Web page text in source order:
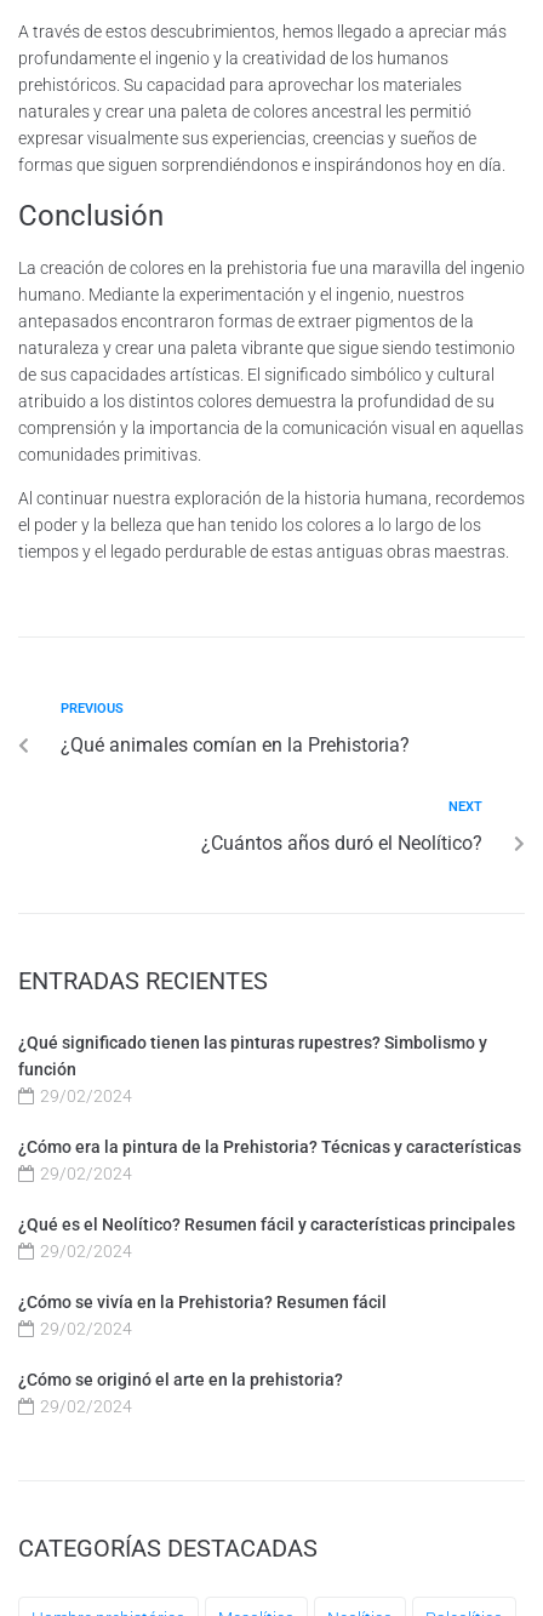
A través de estos descubrimientos, hemos llegado a apreciar más
profundamente el ingenio y la creatividad de los humanos
prehistóricos. Su capacidad para aprovechar los materiales
naturales y crear una paleta de colores ancestral les permitió
expresar visualmente sus experiencias, creencias y sueños de
formas que siguen sorprendiéndonos e inspirándonos hoy en día.
Conclusión
La creación de colores en la prehistoria fue una maravilla del ingenio
humano. Mediante la experimentación y el ingenio, nuestros
antepasados encontraron formas de extraer pigmentos de la
naturaleza y crear una paleta vibrante que sigue siendo testimonio
de sus capacidades artísticas. El significado simbólico y cultural
atribuido a los distintos colores demuestra la profundidad de su
comprensión y la importancia de la comunicación visual en aquellas
comunidades primitivas.
Al continuar nuestra exploración de la historia humana, recordemos
el poder y la belleza que han tenido los colores a lo largo de los
tiempos y el legado perdurable de estas antiguas obras maestras.
PREVIOUS
¿Qué animales comían en la Prehistoria?
NEXT
¿Cuántos años duró el Neolítico?
ENTRADAS RECIENTES
¿Qué significado tienen las pinturas rupestres? Simbolismo y
función
29/02/2024
¿Cómo era la pintura de la Prehistoria? Técnicas y características
29/02/2024
¿Qué es el Neolítico? Resumen fácil y características principales
29/02/2024
¿Cómo se vivía en la Prehistoria? Resumen fácil
29/02/2024
¿Cómo se originó el arte en la prehistoria?
29/02/2024
CATEGORÍAS DESTACADAS